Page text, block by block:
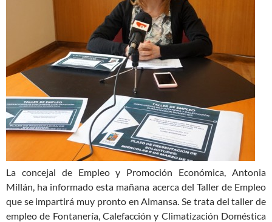
La concejal de Empleo y Promoción Económica, Antonia
Millán, ha informado esta mañana acerca del Taller de Empleo
que se impartirá muy pronto en Almansa. Se trata del taller de
empleo de Fontanería, Calefacción y Climatización Doméstica